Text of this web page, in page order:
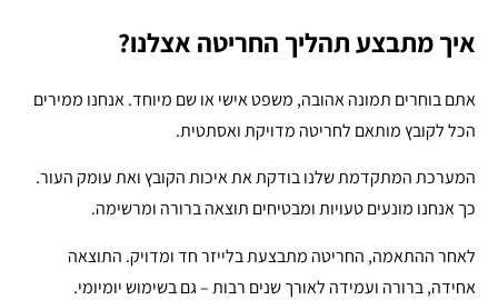
איך מתבצע תהליך החריטה אצלנו?
אתם בוחרים תמונה אהובה, משפט אישי או שם מיוחד. אנחנו ממירים
הכל לקובץ מותאם לחריטה מדויקת ואסתטית.
המערכת המתקדמת שלנו בודקת את איכות הקובץ ואת עומק העור.
כך אנחנו מונעים טעויות ומבטיחים תוצאה ברורה ומרשימה.
לאחר ההתאמה, החריטה מתבצעת בלייזר חד ומדויק. התוצאה
אחידה, ברורה ועמידה לאורך שנים רבות – גם בשימוש יומיומי.